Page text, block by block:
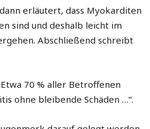
erläutert, dass Myokarditen
sind und deshalb leicht im
Abschließend schreibt
70 % aller Betroffenen
ohne bleibende Schäden …“.